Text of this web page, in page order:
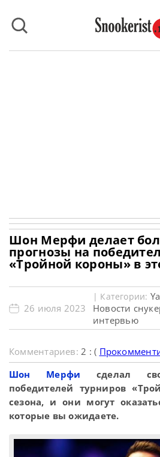
Шон Мерфи делает
прогнозы на
«Тройной короны» в
26 июля 2023
| Категории:
Новости
интервью
Комментариев:2 : (
Шон Мерфи сделал
победителей турниров
сезона, и они могут
которые вы ожидаете.